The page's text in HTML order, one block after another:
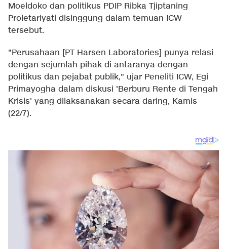
Moeldoko dan politikus PDIP Ribka Tjiptaning
Proletariyati disinggung dalam temuan ICW
tersebut.
"Perusahaan [PT Harsen Laboratories] punya relasi
dengan sejumlah pihak di antaranya dengan
politikus dan pejabat publik," ujar Peneliti ICW, Egi
Primayogha dalam diskusi 'Berburu Rente di Tengah
Krisis' yang dilaksanakan secara daring, Kamis
(22/7).